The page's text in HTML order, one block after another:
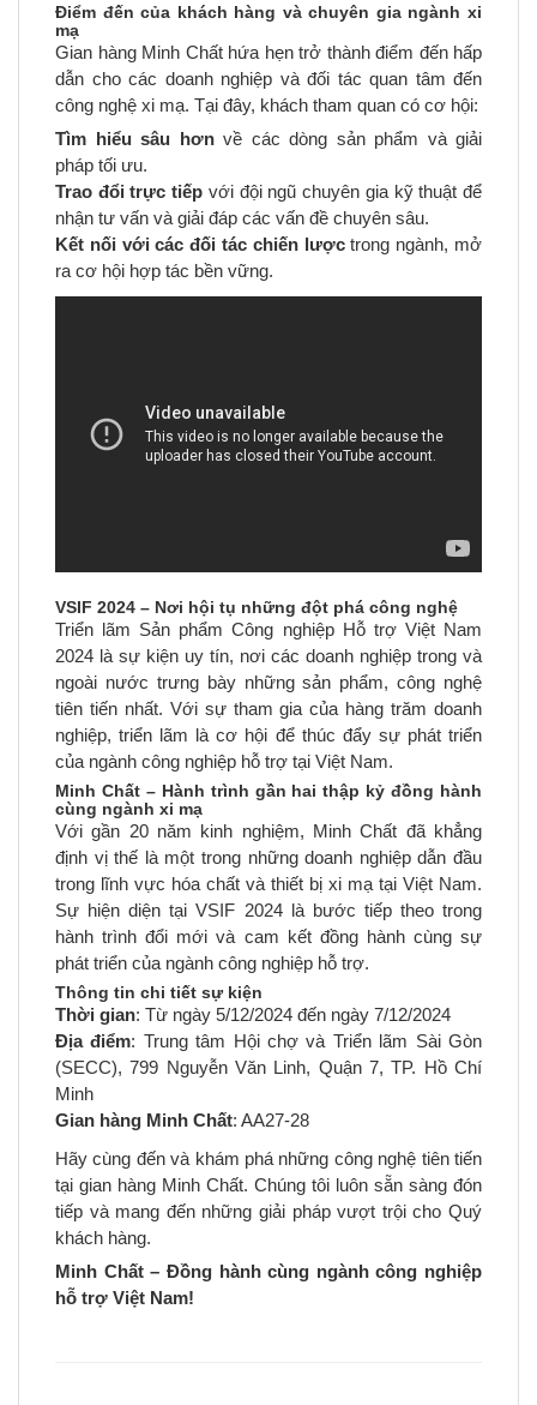
Điểm đến của khách hàng và chuyên gia ngành xi
mạ
Gian hàng Minh Chất hứa hẹn trở thành điểm đến hấp
dẫn cho các doanh nghiệp và đối tác quan tâm đến
công nghệ xi mạ. Tại đây, khách tham quan có cơ hội:
Tìm hiểu sâu hơnvề các dòng sản phẩm và giải
pháp tối ưu.
Trao đổi trực tiếp với đội ngũ chuyên gia kỹ thuật để
nhận tư vấn và giải đáp các vấn đề chuyên sâu.
Kết nối với các đối tác chiến lượctrong ngành, mở
ra cơ hội hợp tác bền vững.
VSIF 2024 – Nơi hội tụ những đột phá công nghệ
Triển lãm Sản phẩm Công nghiệp Hỗ trợ Việt Nam
2024 là sự kiện uy tín, nơi các doanh nghiệp trong và
ngoài nước trưng bày những sản phẩm, công nghệ
tiên tiến nhất. Với sự tham gia của hàng trăm doanh
nghiệp, triển lãm là cơ hội để thúc đẩy sự phát triển
của ngành công nghiệp hỗ trợ tại Việt Nam.
Minh Chất – Hành trình gần hai thập kỷ đồng hành
cùng ngành xi mạ
Với gần 20 năm kinh nghiệm, Minh Chất đã khẳng
định vị thế là một trong những doanh nghiệp dẫn đầu
trong lĩnh vực hóa chất và thiết bị xi mạ tại Việt Nam.
Sự hiện diện tại VSIF 2024 là bước tiếp theo trong
hành trình đổi mới và cam kết đồng hành cùng sự
phát triển của ngành công nghiệp hỗ trợ.
Thông tin chi tiết sự kiện
Thời gian: Từ ngày 5/12/2024 đến ngày 7/12/2024
Địa điểm: Trung tâm Hội chợ và Triển lãm Sài Gòn
(SECC), 799 Nguyễn Văn Linh, Quận 7, TP. Hồ Chí
Minh
Gian hàng Minh Chất: AA27-28
Hãy cùng đến và khám phá những công nghệ tiên tiến
tại gian hàng Minh Chất. Chúng tôi luôn sẵn sàng đón
tiếp và mang đến những giải pháp vượt trội cho Quý
khách hàng.
Minh Chất – Đồng hành cùng ngành công nghiệp
hỗ trợ Việt Nam!